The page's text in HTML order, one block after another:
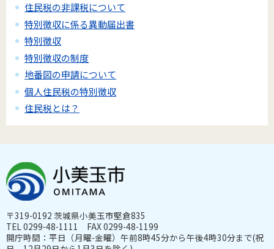
住民税の非課税について
特別徴収に係る異動届出書
特別徴収
特別徴収の制度
地番図の申請について
個人住民税の特別徴収
住民税とは？
〒319-0192 茨城県小美玉市堅倉835
TEL 0299-48-1111 FAX 0299-48-1199
開庁時間：平日（月曜-金曜）午前8時45分から午後4時30分まで(祝